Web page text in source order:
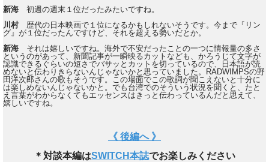
新海 初週の週末１位だったみたいですね。
川村歴代の日本映画で１位になるかもしれないそうです。今まで『リン
グ』が１位だったんですけど、それを超える勢いだとか。
新海 それは嬉しいですね。海外で不安だったことの一つに情報量の多さ
というのがあって、新聞記事が一瞬映るカットなども、かろうじて文字が
認識できるぐらいの短さでバサッとカットを切っているので、日本語が読
めないと伝わりきらないんじゃないかと思っていました。RADWIMPSの野
田洋次郎さんの歌もそうです。この場面でこの歌詞が聞こえないと十分に
は楽しめないんじゃないかと。でも台湾でのそういう状況を聞くと、たと
え言葉がわからなくてもエッセンスはきっと伝わっているんだと思えて、
嬉しいですね。
《 後編へ 》
＊対談本編はSWITCH本誌でお楽しみください